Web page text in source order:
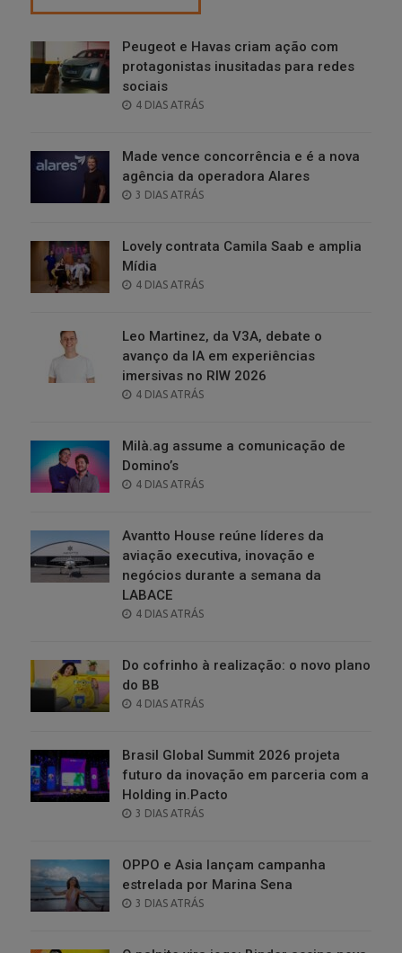
Peugeot e Havas criam ação com
protagonistas inusitadas para redes
sociais
POSTED
4 DIAS ATRÁS
Made vence concorrência e é a nova
agência da operadora Alares
POSTED
3 DIAS ATRÁS
Lovely contrata Camila Saab e amplia
Mídia
POSTED
4 DIAS ATRÁS
Leo Martinez, da V3A, debate o
avanço da IA em experiências
imersivas no RIW 2026
POSTED
4 DIAS ATRÁS
Milà.ag assume a comunicação de
Domino’s
POSTED
4 DIAS ATRÁS
Avantto House reúne líderes da
aviação executiva, inovação e
negócios durante a semana da
LABACE
POSTED
4 DIAS ATRÁS
Do cofrinho à realização: o novo plano
do BB
POSTED
4 DIAS ATRÁS
Brasil Global Summit 2026 projeta
futuro da inovação em parceria com a
Holding in.Pacto
POSTED
3 DIAS ATRÁS
OPPO e Asia lançam campanha
estrelada por Marina Sena
POSTED
3 DIAS ATRÁS